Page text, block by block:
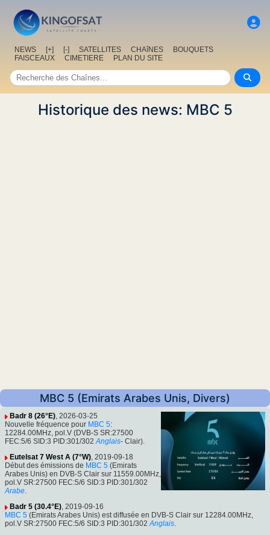
NEWS [+] [-] SATELLITES CHAîNES
BOUQUETS
FAISCEAUX
CIMETIERE PLAN DU SITE
Historique des news: MBC 5
MBC 5 (Emirats Arabes Unis, Divers)
Badr 8 (26°E), 2026-03-25
Nouvelle fréquence pour MBC 5:
12284.00MHz, pol.V (DVB-S SR:27500
FEC:5/6 SID:3 PID:301/302 Anglais- Clair).
Eutelsat 7 West A (7°W), 2019-09-18
Début des émissions de MBC 5 (Emirats
Arabes Unis) en DVB-S Clair sur 11559.00MHz,
pol.V SR:27500 FEC:5/6 SID:3 PID:301/302
Arabe.
Badr 5 (30.4°E), 2019-09-16
MBC 5 (Emirats Arabes Unis) est diffusée en DVB-S Clair sur 12284.00MHz,
pol.V SR:27500 FEC:5/6 SID:3 PID:301/302 Anglais.